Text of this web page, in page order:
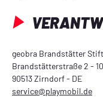
geobra Brandstätter
Brandstätterstraße 2 - 10
90513 Zirndorf - DE
service@playmobil.de